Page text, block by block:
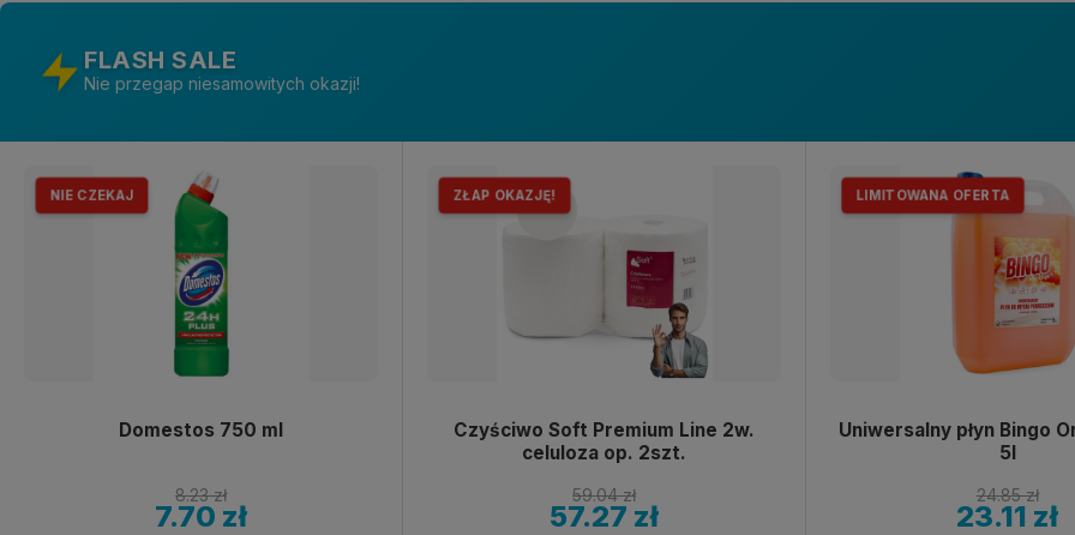
FLASH SALE
Nie przegap niesamowitych okazji!
NIE CZEKAJ
Domestos 750 ml
8.23 zł
7.70 zł
ZŁAP OKAZJĘ!
Czyściwo Soft Premium Line 2w.
celuloza op. 2szt.
59.04 zł
57.27 zł
LIMITOWANA OFERTA
Uniwersalny płyn Bingo
5l
24.85 zł
23.11 zł